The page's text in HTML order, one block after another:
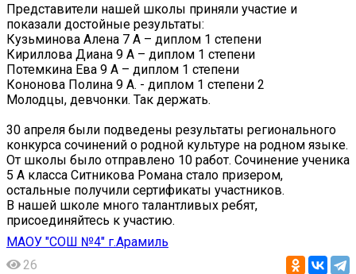
Представители нашей школы приняли участие и
показали достойные результаты:
Кузьминова Алена 7 А – диплом 1 степени
Кириллова Диана 9 А – диплом 1 степени
Потемкина Ева 9 А – диплом 1 степени
Кононова Полина 9 А. - диплом 1 степени 2
Молодцы, девчонки. Так держать.
30 апреля были подведены результаты регионального
конкурса сочинений о родной культуре на родном языке.
От школы было отправлено 10 работ. Сочинение ученика
5 А класса Ситникова Романа стало призером,
остальные получили сертификаты участников.
В нашей школе много талантливых ребят,
присоединяйтесь к участию.
МАОУ "СОШ №4" г.Арамиль
26